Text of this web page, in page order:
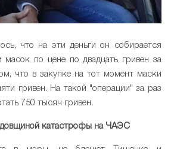
что на эти деньги он собирается
масок по цене по двадцать гривен за
что в закупке на тот момент маски
гривен. На такой "операции" за раз
750 тысяч гривен.
катастрофы на ЧАЭС